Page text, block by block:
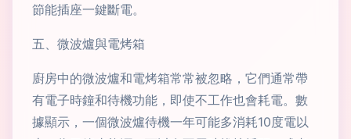
節能插座一鍵斷電。
五、微波爐與電烤箱
廚房中的微波爐和電烤箱常常被忽略，它們通常帶
有電子時鐘和待機功能，即使不工作也會耗電。數
據顯示，一個微波爐待機一年可能多消耗10度電以